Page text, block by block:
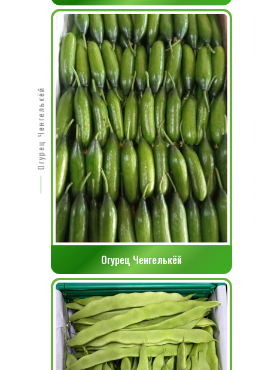
Огурец Ченгелькёй
Огурец Ченгелькёй